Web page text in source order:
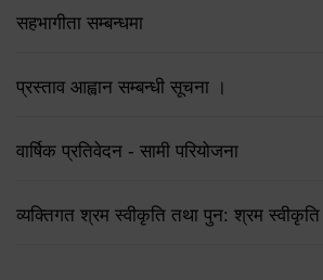
सहभागीता सम्बन्धमा
प्रस्ताव आह्वान सम्बन्धी सूचना ।
वार्षिक प्रतिवेदन - सामी परियोजना
व्यक्तिगत श्रम स्वीकृति तथा पुन: श्रम स्वीकृति